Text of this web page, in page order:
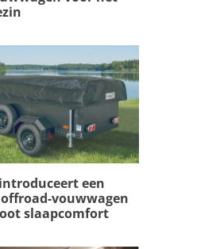
een
vouwwagen
slaapcomfort